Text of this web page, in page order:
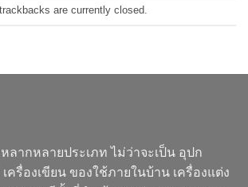
are currently closed.
ลากหลายประเภท ไม่ว่าจะเป็น อุปก
ครื่องเขียน ของใช้ภายในบ้าน เครื่องแต่ง